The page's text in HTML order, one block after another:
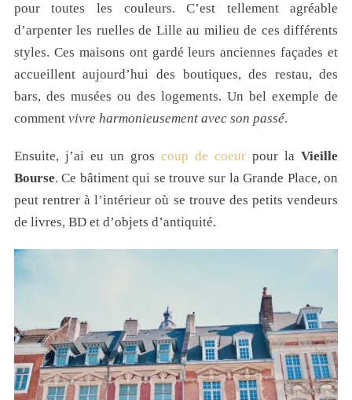
pour toutes les couleurs. C’est tellement agréable
d’arpenter les ruelles de Lille au milieu de ces différents
styles. Ces maisons ont gardé leurs anciennes façades et
accueillent aujourd’hui des boutiques, des restau, des
bars, des musées ou des logements. Un bel exemple de
comment vivre harmonieusement avec son passé.
Ensuite, j’ai eu un gros coup de coeurpour laVieille
Bourse. Ce bâtiment qui se trouve sur la Grande Place, on
peut rentrer à l’intérieur où se trouve des petits vendeurs
de livres, BD et d’objets d’antiquité.